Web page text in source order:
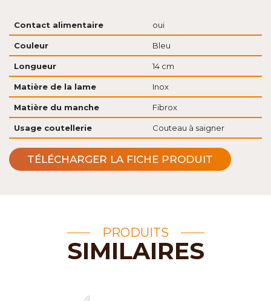
Contact alimentaire oui
Couleur Bleu
Longueur 14 cm
Matière de la lame Inox
Matière du manche Fibrox
Usage coutellerie Couteau à saigner
TÉLÉCHARGER LA FICHE PRODUIT
PRODUITS
SIMILAIRES